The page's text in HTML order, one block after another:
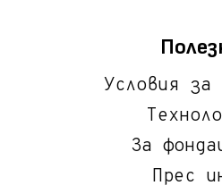
Условия за
За
Прес